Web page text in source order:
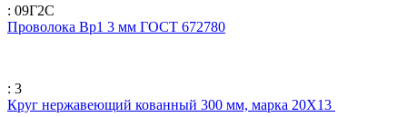
: 09Г2С
Проволока Вр1 3 мм ГОСТ 672780
: 3
Круг нержавеющий кованный 300 мм, марка 20Х13